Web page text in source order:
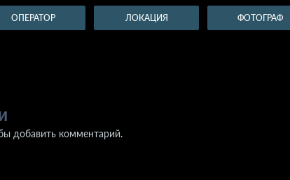
ОПЕРАТОР ЛОКАЦИЯ ФОТОГРАФ
добавить комментарий.